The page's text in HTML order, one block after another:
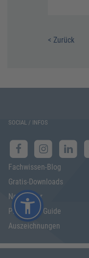
< Zurück
SOCIAL / INFOS
Fachwissen-Blog
Gratis-Downloads
Newsletter
Programm Guide
Auszeichnungen